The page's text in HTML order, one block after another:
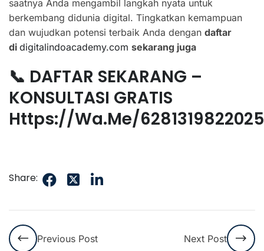
saatnya Anda mengambil langkah nyata untuk
berkembang didunia digital. Tingkatkan kemampuan
dan wujudkan potensi terbaik Anda dengan daftar
di digitalindoacademy.com sekarang juga
📞 DAFTAR SEKARANG –
KONSULTASI GRATIS
Https://wa.me/6281319822025
Share:
Previous Post Next Post